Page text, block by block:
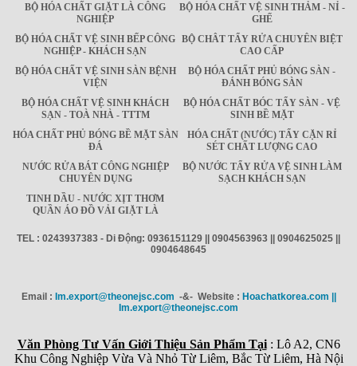
BỘ HÓA CHẤT GIẶT LÀ CÔNG
NGHIỆP
BỘ HÓA CHẤT VỆ SINH THẢM - NỈ -
GHẾ
BỘ HÓA CHẤT VỆ SINH BẾP CÔNG
NGHIỆP - KHÁCH SẠN
BỘ CHÂT TẨY RỬA CHUYÊN BIỆT
CAO CẤP
BỘ HÓA CHẤT VỆ SINH SÀN BỆNH
VIỆN
BỘ HÓA CHẤT PHỦ BÓNG SÀN -
ĐÁNH BÓNG SÀN
BỘ HÓA CHẤT VỆ SINH KHÁCH
SẠN - TOÀ NHÀ - TTTM
BỘ HÓA CHẤT BÓC TẨY SÀN - VỆ
SINH BỀ MẶT
HÓA CHẤT PHỦ BÓNG BỀ MẶT SÀN
ĐÁ
HÓA CHẤT (NƯỚC) TẨY CẶN RỈ
SÉT CHẤT LƯỢNG CAO
NƯỚC RỬA BÁT CÔNG NGHIỆP
CHUYÊN DỤNG
BỘ NƯỚC TẨY RỬA VỆ SINH LÀM
SẠCH KHÁCH SẠN
TINH DẦU - NƯỚC XỊT THƠM
QUẦN ÁO ĐỒ VẢI GIẶT LÀ
TEL : 0243937383 - Di Động: 0936151129 || 0904563963 || 0904625025 ||
0904648645
Email : Im.export@theonejsc.com -&- Website : Hoachatkorea.com ||
Im.export@theonejsc.com
Văn Phòng Tư Vấn Giới Thiệu Sản Phẩm Tại: Lô A2, CN6
Khu Công Nghiệp Vừa Và Nhỏ Từ Liêm, Bắc Từ Liêm, Hà Nội